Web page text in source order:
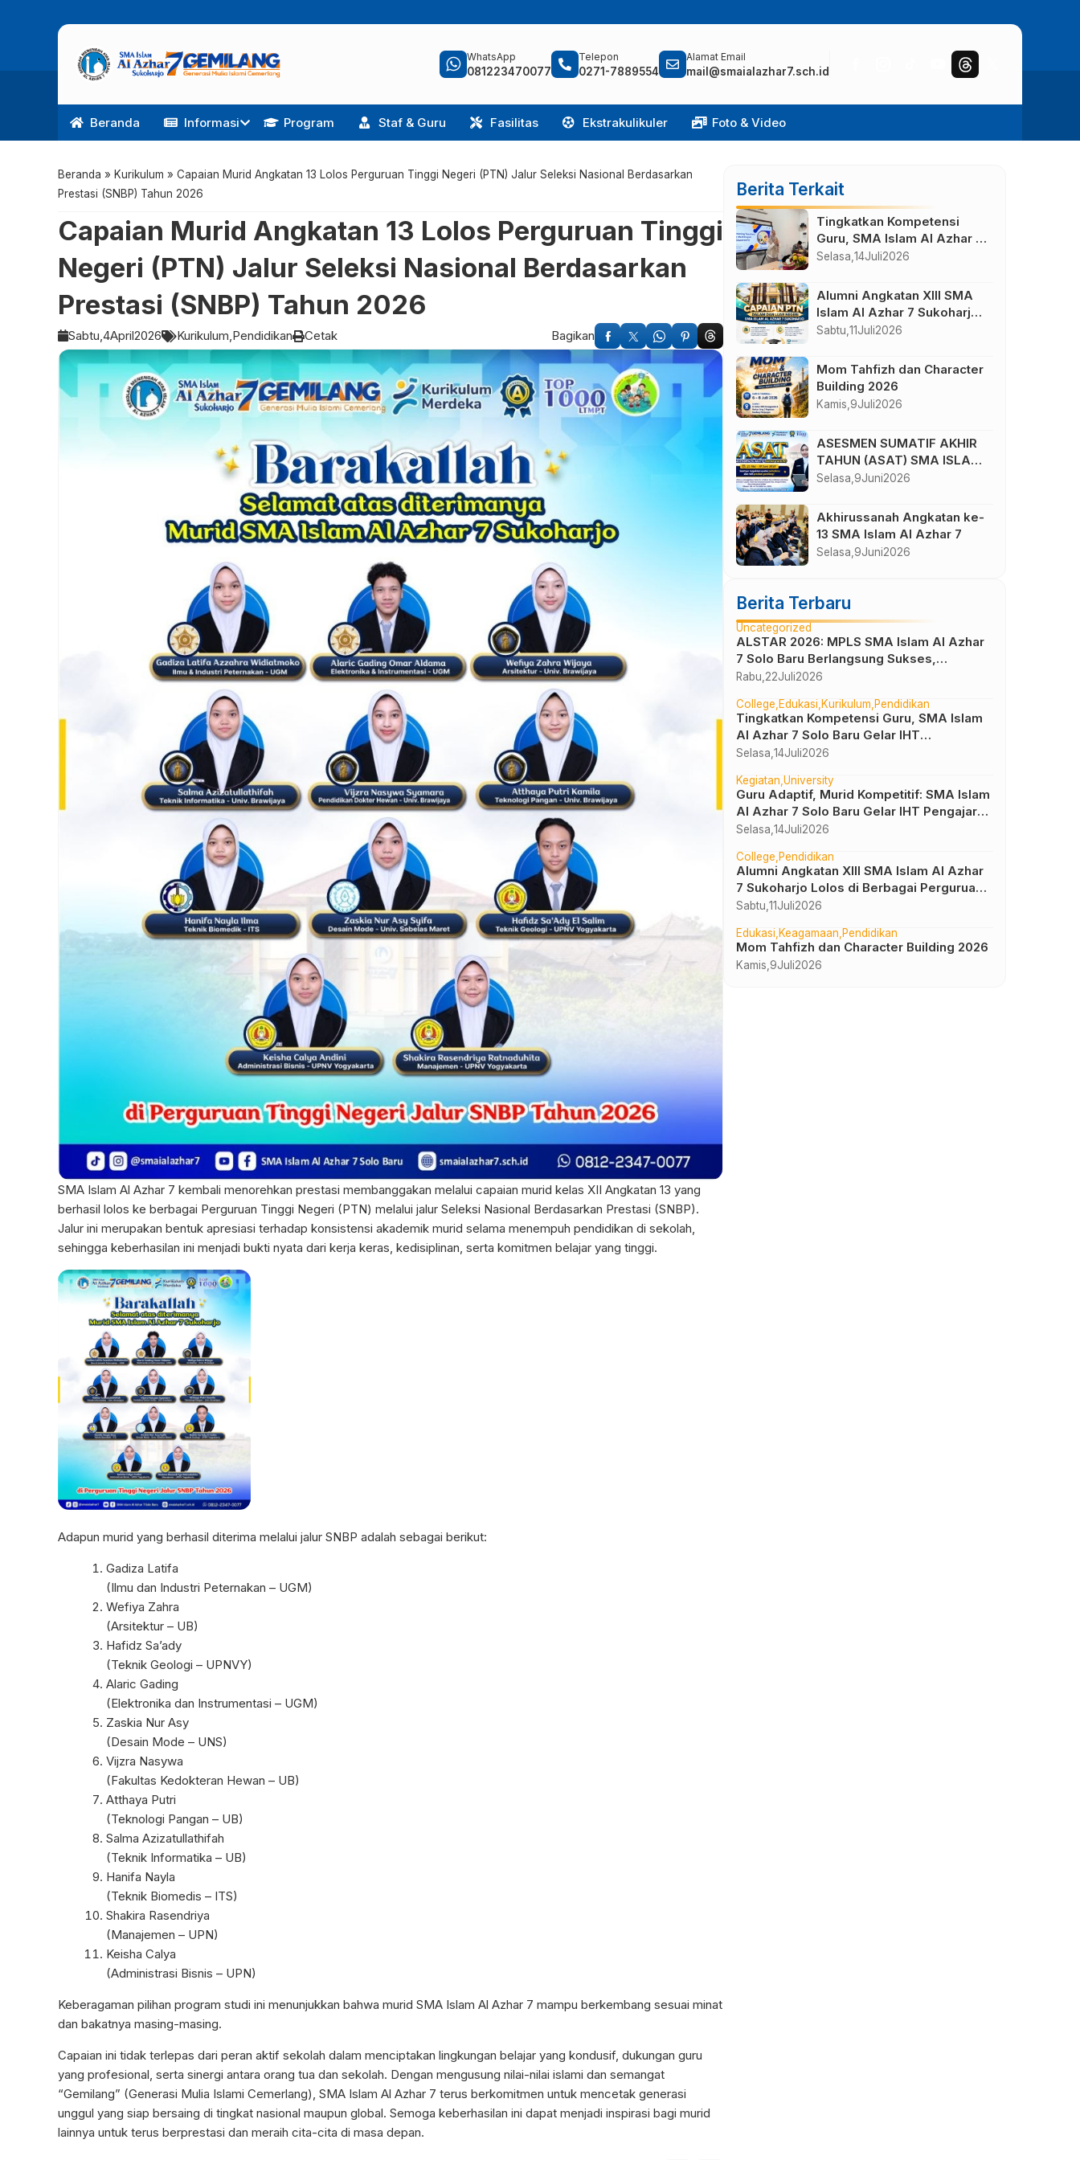
WhatsApp
081223470077
Telepon
0271-7889554
Alamat Email
mail@smaialazhar7.sch.id
Beranda Informasi Program Staf & Guru Fasilitas Ekstrakulikuler Foto & Video
Beranda » Kurikulum » Capaian Murid Angkatan 13 Lolos Perguruan Tinggi Negeri (PTN) Jalur Seleksi Nasional Berdasarkan
Prestasi (SNBP) Tahun 2026
Capaian Murid Angkatan 13 Lolos Perguruan Tinggi
Negeri (PTN) Jalur Seleksi Nasional Berdasarkan
Prestasi (SNBP) Tahun 2026
Sabtu,4April2026 Kurikulum Pendidikan Cetak Bagikan
SMA Islam Al Azhar 7 kembali menorehkan prestasi membanggakan melalui capaian murid kelas XII Angkatan 13 yang
berhasil lolos ke berbagai Perguruan Tinggi Negeri (PTN) melalui jalur Seleksi Nasional Berdasarkan Prestasi (SNBP).
Jalur ini merupakan bentuk apresiasi terhadap konsistensi akademik murid selama menempuh pendidikan di sekolah,
sehingga keberhasilan ini menjadi bukti nyata dari kerja keras, kedisiplinan, serta komitmen belajar yang tinggi.
Adapun murid yang berhasil diterima melalui jalur SNBP adalah sebagai berikut:
Gadiza Latifa
(Ilmu dan Industri Peternakan – UGM)
Wefiya Zahra
(Arsitektur – UB)
Hafidz Sa’ady
(Teknik Geologi – UPNVY)
Alaric Gading
(Elektronika dan Instrumentasi – UGM)
Zaskia Nur Asy
(Desain Mode – UNS)
Vijzra Nasywa
(Fakultas Kedokteran Hewan – UB)
Atthaya Putri
(Teknologi Pangan – UB)
Salma Azizatullathifah
(Teknik Informatika – UB)
Hanifa Nayla
(Teknik Biomedis – ITS)
Shakira Rasendriya
(Manajemen – UPN)
Keisha Calya
(Administrasi Bisnis – UPN)
Keberagaman pilihan program studi ini menunjukkan bahwa murid SMA Islam Al Azhar 7 mampu berkembang sesuai minat
dan bakatnya masing-masing.
Capaian ini tidak terlepas dari peran aktif sekolah dalam menciptakan lingkungan belajar yang kondusif, dukungan guru
yang profesional, serta sinergi antara orang tua dan sekolah. Dengan mengusung nilai-nilai islami dan semangat
“Gemilang” (Generasi Mulia Islami Cemerlang), SMA Islam Al Azhar 7 terus berkomitmen untuk mencetak generasi
unggul yang siap bersaing di tingkat nasional maupun global. Semoga keberhasilan ini dapat menjadi inspirasi bagi murid
lainnya untuk terus berprestasi dan meraih cita-cita di masa depan.
Berita Terkait
Tingkatkan Kompetensi
Guru, SMA Islam Al Azhar 7
Solo Baru Gelar IHT
Selasa, 14Juli2026
Alumni Angkatan XIII SMA
Islam Al Azhar 7 Sukoharjo
Lolos di Berbagai Perguruan
Negeri
Sabtu, 11Juli2026
Mom Tahfizh dan Character
Building 2026
Kamis, 9Juli2026
ASESMEN SUMATIF AKHIR
TAHUN (ASAT) SMA ISLAM
AL AZHAR 7 TAHUN
Selasa, 9Juni2026
Akhirussanah Angkatan ke-
13 SMA Islam Al Azhar 7
Selasa, 9Juni2026
Berita Terbaru
Uncategorized
ALSTAR 2026: MPLS SMA Islam Al Azhar
7 Solo Baru Berlangsung Sukses,
Wujudkan Awal Perjalanan Peserta Didik
Rabu, 22Juli2026
College Edukasi Kurikulum Pendidikan
Tingkatkan Kompetensi Guru, SMA Islam
Al Azhar 7 Solo Baru Gelar IHT
Pembelajaran Bilingual
Selasa, 14Juli2026
Kegiatan University
Guru Adaptif, Murid Kompetitif: SMA Islam
Al Azhar 7 Solo Baru Gelar IHT Pengajar
UTBK 2026
Selasa, 14Juli2026
College Pendidikan
Alumni Angkatan XIII SMA Islam Al Azhar
7 Sukoharjo Lolos di Berbagai Perguruan
Tinggi Negeri dan Luar Negeri
Sabtu, 11Juli2026
Edukasi Keagamaan Pendidikan
Mom Tahfizh dan Character Building 2026
Kamis, 9Juli2026